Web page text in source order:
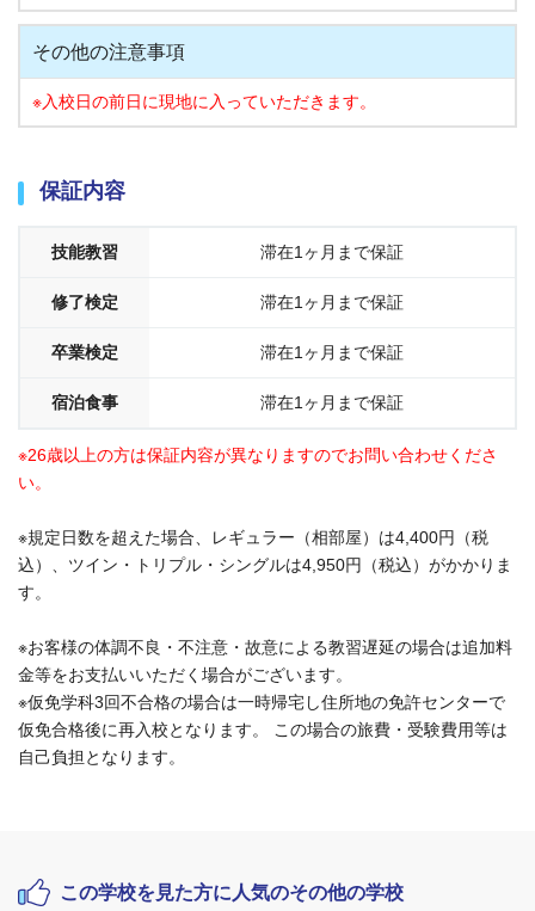
その他の注意事項
※入校日の前日に現地に入っていただきます。
保証内容
技能教習 滞在1ヶ月まで保証
修了検定 滞在1ヶ月まで保証
卒業検定 滞在1ヶ月まで保証
宿泊食事 滞在1ヶ月まで保証
※26歳以上の方は保証内容が異なりますのでお問い合わせくださ
い。
※規定日数を超えた場合、レギュラー（相部屋）は4,400円（税
込）、ツイン・トリプル・シングルは4,950円（税込）がかかりま
す。
※お客様の体調不良・不注意・故意による教習遅延の場合は追加料
金等をお支払いいただく場合がございます。
※仮免学科3回不合格の場合は一時帰宅し住所地の免許センターで
仮免合格後に再入校となります。 この場合の旅費・受験費用等は
自己負担となります。
この学校を見た方に人気のその他の学校